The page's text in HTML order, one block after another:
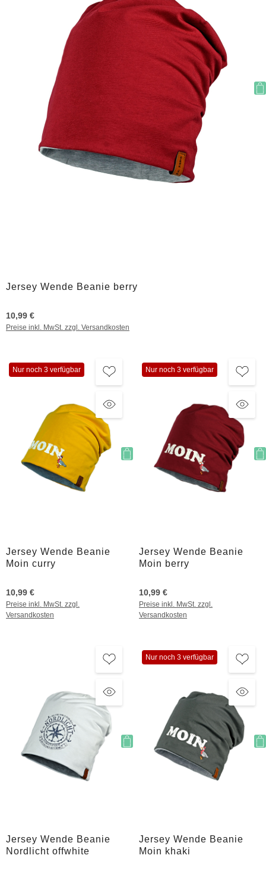
Jersey Wende Beanie berry
10,99 €
Preise inkl. MwSt. zzgl. Versandkosten
Nur noch 3 verfügbar
Jersey Wende Beanie
Moin curry
10,99 €
Preise inkl. MwSt. zzgl.
Versandkosten
Nur noch 3 verfügbar
Jersey Wende Beanie
Moin berry
10,99 €
Preise inkl. MwSt. zzgl.
Versandkosten
Jersey Wende Beanie
Nordlicht offwhite
Nur noch 3 verfügbar
Jersey Wende Beanie
Moin khaki